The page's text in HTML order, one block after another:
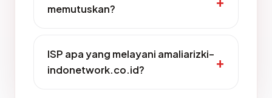
memutuskan?
ISP apa yang melayani amaliarizki-
indonetwork.co.id?